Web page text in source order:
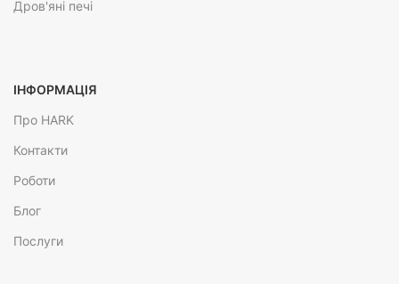
Дров'яні печі
ІНФОРМАЦІЯ
Про HARK
Контакти
Роботи
Блог
Послуги